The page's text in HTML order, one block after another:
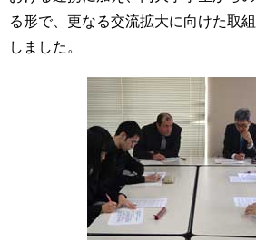
わ
る形で、更なる交流拡大に向けた取
しました。